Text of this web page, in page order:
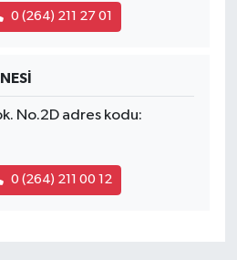
0 (264) 211 27 01
No.2D adres kodu:
0 (264) 211 00 12